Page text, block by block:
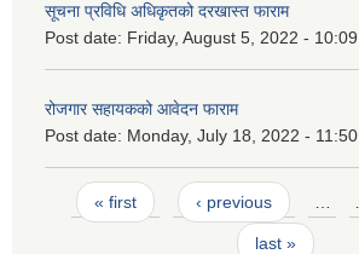
सूचना प्रविधि अधिकृतको दरखास्त फाराम
Post date: Friday, August 5, 2022 - 10:09
रोजगार सहायकको आवेदन फाराम
Post date: Monday, July 18, 2022 - 11:50
Pages
« first ‹ previous
last »